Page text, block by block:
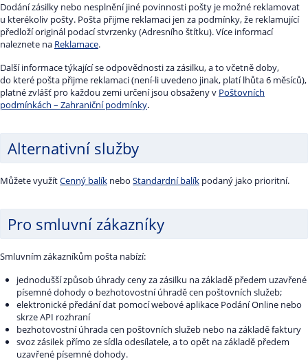
Dodání zásilky nebo nesplnění jiné povinnosti pošty je možné reklamovat
u kterékoliv pošty. Pošta přijme reklamaci jen za podmínky, že reklamující
předloží originál podací stvrzenky (Adresního štítku). Více informací
naleznete na Reklamace.
Další informace týkající se odpovědnosti za zásilku, a to včetně doby,
do které pošta přijme reklamaci (není-li uvedeno jinak, platí lhůta 6 měsíců),
platné zvlášť pro každou zemi určení jsou obsaženy v Poštovních
podmínkách – Zahraniční podmínky.
Alternativní služby
Můžete využítCenný balík nebo Standardní balík podaný jako prioritní.
Pro smluvní zákazníky
Smluvním zákazníkům pošta nabízí:
jednodušší způsob úhrady ceny za zásilku na základě předem uzavřené
písemné dohody o bezhotovostní úhradě cen poštovních služeb;
elektronické předání dat pomocí webové aplikace Podání Online nebo
skrze API rozhraní
bezhotovostní úhrada cen poštovních služeb nebo na základě faktury
svoz zásilek přímo ze sídla odesílatele, a to opět na základě předem
uzavřené písemné dohody.